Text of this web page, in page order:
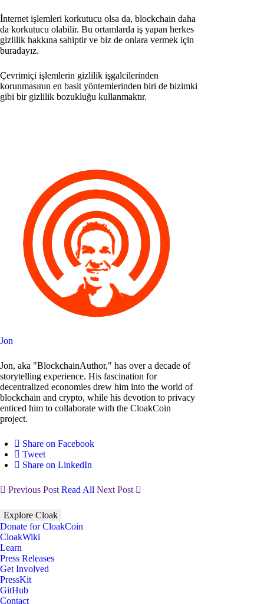
İnternet işlemleri korkutucu olsa da, blockchain daha
da korkutucu olabilir. Bu ortamlarda iş yapan herkes
gizlilik hakkına sahiptir ve biz de onlara vermek için
buradayız.
Çevrimiçi işlemlerin gizlilik işgalcilerinden
korunmasının en basit yöntemlerinden biri de bizimki
gibi bir gizlilik bozukluğu kullanmaktır.
Jon
Jon, aka "BlockchainAuthor," has over a decade of
storytelling experience. His fascination for
decentralized economies drew him into the world of
blockchain and crypto, while his devotion to privacy
enticed him to collaborate with the CloakCoin
project.
Share on Facebook
Tweet
Share on LinkedIn
Previous Post Read All Next Post
Explore Cloak
Donate for CloakCoin
CloakWiki
Learn
Press Releases
Get Involved
PressKit
GitHub
Contact